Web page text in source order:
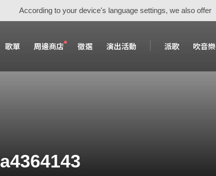
According to your device's language settings, we also offer
歌單 周邊商店 徵選 演出活動 派歌 吹音樂
a4364143